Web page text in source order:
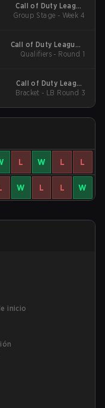
Call of Duty League
2026 Regular Season
Group Stage - Week 4
Call of Duty League -
Call of Duty League
Qualifiers - Round 1
Call of Duty League
2025 Regular Season
Bracket - LB Round 3
L W L L
W L L W
inicio